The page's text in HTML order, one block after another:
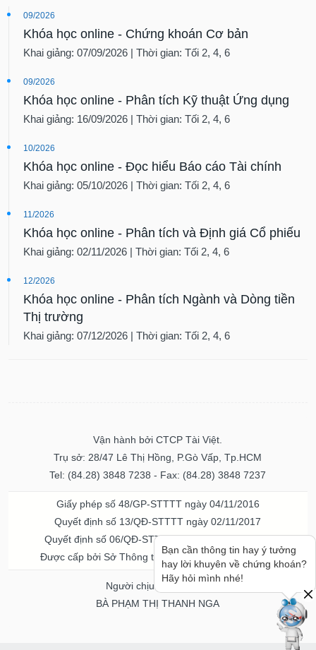
09/2026
Khóa học online - Chứng khoán Cơ bản
Khai giảng: 07/09/2026 | Thời gian: Tối 2, 4, 6
09/2026
Khóa học online - Phân tích Kỹ thuật Ứng dụng
Khai giảng: 16/09/2026 | Thời gian: Tối 2, 4, 6
10/2026
Khóa học online - Đọc hiểu Báo cáo Tài chính
Khai giảng: 05/10/2026 | Thời gian: Tối 2, 4, 6
11/2026
Khóa học online - Phân tích và Định giá Cổ phiếu
Khai giảng: 02/11/2026 | Thời gian: Tối 2, 4, 6
12/2026
Khóa học online - Phân tích Ngành và Dòng tiền
Thị trường
Khai giảng: 07/12/2026 | Thời gian: Tối 2, 4, 6
Vận hành bởi CTCP Tài Việt.
Trụ sở: 28/47 Lê Thị Hồng, P.Gò Vấp, Tp.HCM
Tel: (84.28) 3848 7238 - Fax: (84.28) 3848 7237
Giấy phép số 48/GP-STTTT ngày 04/11/2016
Quyết định số 13/QĐ-STTTT ngày 02/11/2017
Quyết định số 06/QĐ-STTTT-ICP ngày 20/07/2023
Được cấp bởi Sở Thông tin và Truyền thông TPHCM
Người chịu trách nhiệm
BÀ PHẠM THỊ THANH NGA
Bạn cần thông tin hay ý tưởng
hay lời khuyên về chứng khoán?
Hãy hỏi mình nhé!